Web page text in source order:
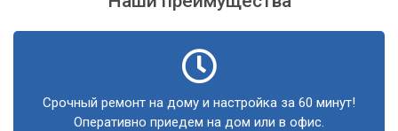
Срочный ремонт на дому и настройка за 60 минут!
Оперативно приедем на дом или в офис.